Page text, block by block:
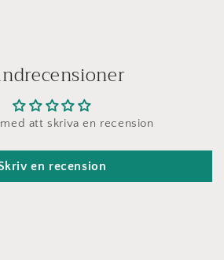
att skriva en recension
en recension